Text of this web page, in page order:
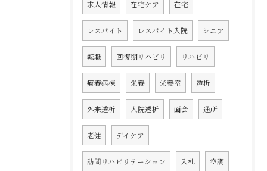
求人情報 在宅ケア 在宅
レスパイト レスパイト入院 シニア
転職 回復期リハビリ リハビリ
療養病棟 栄養 栄養室 透析
外来透析 入院透析 面会 通所
老健 デイケア
訪問リハビリテーション 入札 空調